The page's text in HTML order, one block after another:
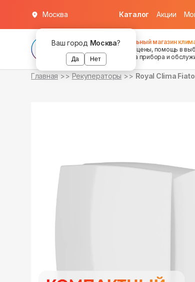
Ваш город Москва?
Да Нет
Москва Каталог Акции
Федеральный магазин
хорошие цены, помощь в
установка прибора и
Главная Рекуператоры Royal Clima
в наличии